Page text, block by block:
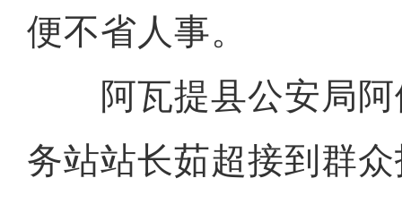
便不省人事。
阿瓦提县公安局阿
务站站长茹超接到群